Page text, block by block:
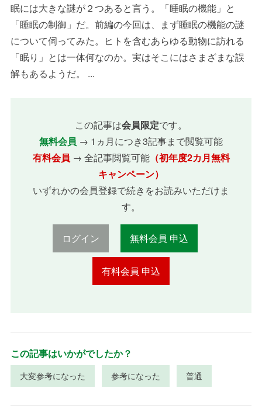
眠には大きな謎が２つあると言う。「睡眠の機能」と
「睡眠の制御」だ。前編の今回は、まず睡眠の機能の謎
について伺ってみた。ヒトを含むあらゆる動物に訪れる
「眠り」とは一体何なのか。実はそこにはさまざまな誤
解もあるようだ。 ...
この記事は会員限定です。
無料会員 → 1ヵ月につき3記事まで閲覧可能
有料会員 → 全記事閲覧可能（初年度2カ月無料
キャンペーン）
いずれかの会員登録で続きをお読みいただけま
す。
ログイン 無料会員 申込
有料会員 申込
この記事はいかがでしたか？
大変参考になった 参考になった 普通